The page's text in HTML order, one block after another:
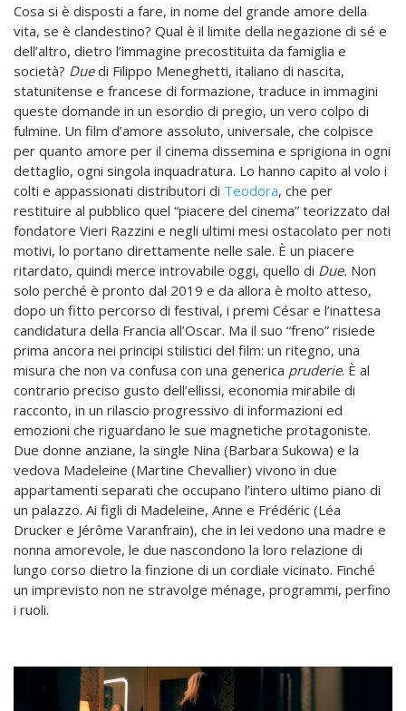
Cosa si è disposti a fare, in nome del grande amore della
vita, se è clandestino? Qual è il limite della negazione di sé e
dell’altro, dietro l’immagine precostituita da famiglia e
società? Duedi Filippo Meneghetti, italiano di nascita,
statunitense e francese di formazione, traduce in immagini
queste domande in un esordio di pregio, un vero colpo di
fulmine. Un film d’amore assoluto, universale, che colpisce
per quanto amore per il cinema dissemina e sprigiona in ogni
dettaglio, ogni singola inquadratura. Lo hanno capito al volo i
colti e appassionati distributori di Teodora, che per
restituire al pubblico quel “piacere del cinema” teorizzato dal
fondatore Vieri Razzini e negli ultimi mesi ostacolato per noti
motivi, lo portano direttamente nelle sale. È un piacere
ritardato, quindi merce introvabile oggi, quello di Due. Non
solo perché è pronto dal 2019 e da allora è molto atteso,
dopo un fitto percorso di festival, i premi César e l’inattesa
candidatura della Francia all’Oscar. Ma il suo “freno” risiede
prima ancora nei principi stilistici del film: un ritegno, una
misura che non va confusa con una generica pruderie. È al
contrario preciso gusto dell’ellissi, economia mirabile di
racconto, in un rilascio progressivo di informazioni ed
emozioni che riguardano le sue magnetiche protagoniste.
Due donne anziane, la single Nina (Barbara Sukowa) e la
vedova Madeleine (Martine Chevallier) vivono in due
appartamenti separati che occupano l’intero ultimo piano di
un palazzo. Ai figli di Madeleine, Anne e Frédéric (Léa
Drucker e Jérôme Varanfrain), che in lei vedono una madre e
nonna amorevole, le due nascondono la loro relazione di
lungo corso dietro la finzione di un cordiale vicinato. Finché
un imprevisto non ne stravolge ménage, programmi, perfino
i ruoli.